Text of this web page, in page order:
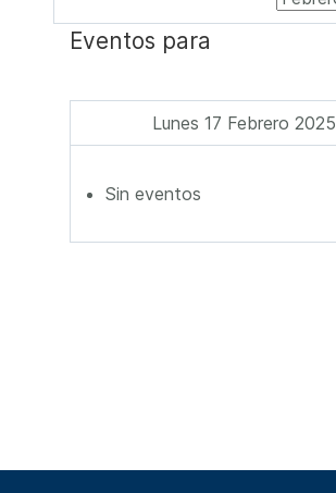
Eventos para
Lunes 17 Febrero 2025
Sin eventos